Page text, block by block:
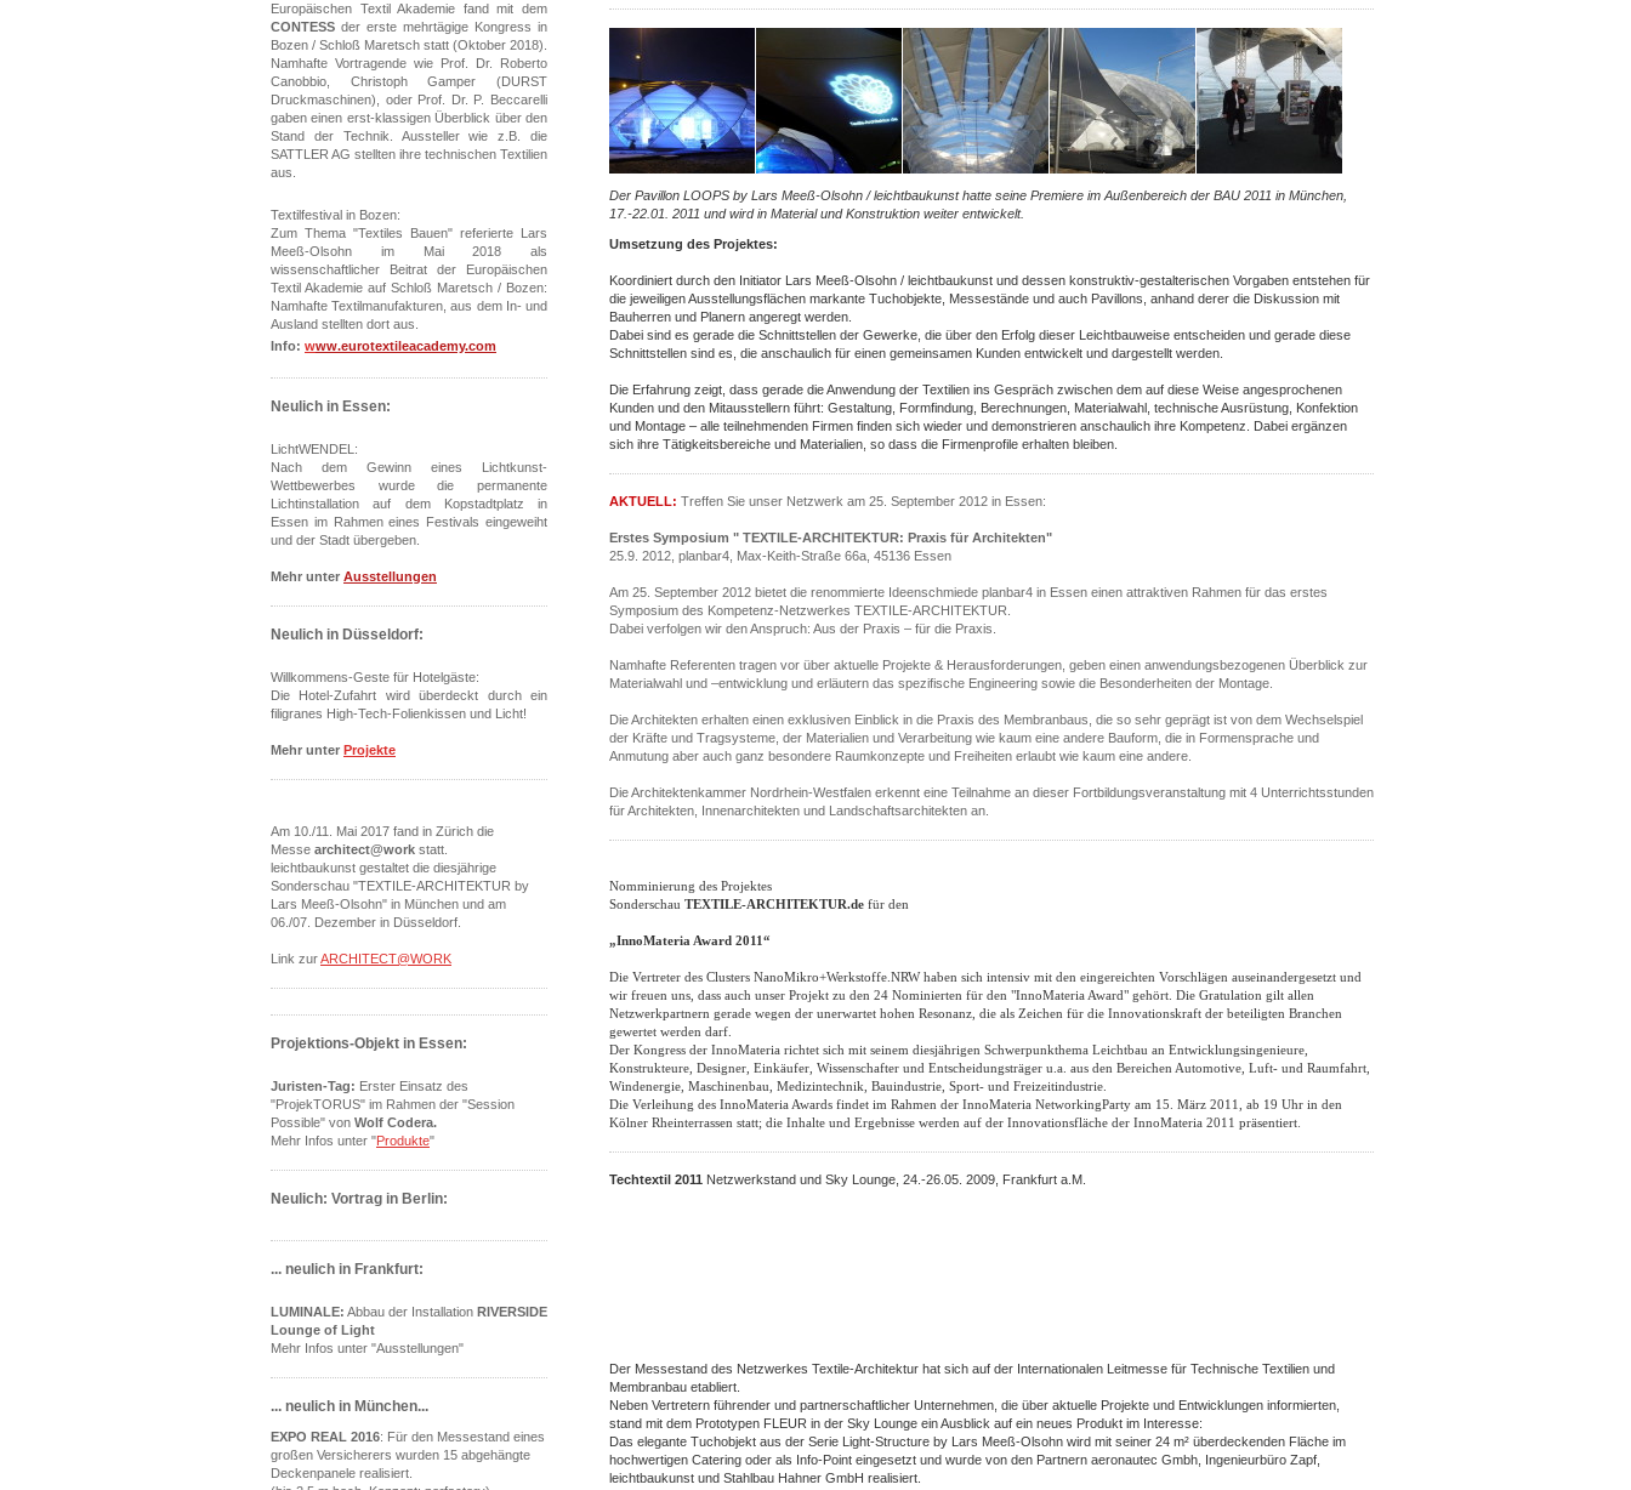
Europäischen Textil Akademie fand mit dem
CONTESS der erste mehrtägige Kongress in
Bozen / Schloß Maretsch statt (Oktober 2018).
Namhafte Vortragende wie Prof. Dr. Roberto
Canobbio, Christoph Gamper (DURST
Druckmaschinen), oder Prof. Dr. P. Beccarelli
gaben einen erst-klassigen Überblick über den
Stand der Technik. Aussteller wie z.B. die
SATTLER AG stellten ihre technischen Textilien
aus.
Textilfestival in Bozen:
Zum Thema "Textiles Bauen" referierte Lars
Meeß-Olsohn im Mai 2018 als
wissenschaftlicher Beitrat der Europäischen
Textil Akademie auf Schloß Maretsch / Bozen:
Namhafte Textilmanufakturen, aus dem In- und
Ausland stellten dort aus.
Info: www.eurotextileacademy.com
Neulich in Essen:
LichtWENDEL:
Nach dem Gewinn eines Lichtkunst-
Wettbewerbes wurde die permanente
Lichtinstallation auf dem Kopstadtplatz in
Essen im Rahmen eines Festivals eingeweiht
und der Stadt übergeben.
Mehr unter Ausstellungen
Neulich in Düsseldorf:
Willkommens-Geste für Hotelgäste:
Die Hotel-Zufahrt wird überdeckt durch ein
filigranes High-Tech-Folienkissen und Licht!
Mehr unter Projekte
Am 10./11. Mai 2017 fand in Zürich die
Messe architect@work statt.
leichtbaukunst gestaltet die diesjährige
Sonderschau "TEXTILE-ARCHITEKTUR by
Lars Meeß-Olsohn" in München und am
06./07. Dezember in Düsseldorf.
Link zurARCHITECT@WORK
Projektions-Objekt in Essen:
Juristen-Tag: Erster Einsatz des
"ProjekTORUS" im Rahmen der "Session
Possible" von Wolf Codera.
Mehr Infos unter "Produkte"
Neulich: Vortrag in Berlin:
... neulich in Frankfurt:
LUMINALE: Abbau der Installation RIVERSIDE
Lounge of Light
Mehr Infos unter "Ausstellungen"
... neulich in München...
EXPO REAL 2016: Für den Messestand eines
großen Versicherers wurden 15 abgehängte
Deckenpanele realisiert.
Der Pavillon LOOPS by Lars Meeß-Olsohn / leichtbaukunst hatte seine Premiere im Außenbereich der BAU 2011 in München,
17.-22.01. 2011 und wird in Material und Konstruktion weiter entwickelt.
Umsetzung des Projektes:
Koordiniert durch den Initiator Lars Meeß-Olsohn / leichtbaukunst und dessen konstruktiv-gestalterischen Vorgaben entstehen für
die jeweiligen Ausstellungsflächen markante Tuchobjekte, Messestände und auch Pavillons, anhand derer die Diskussion mit
Bauherren und Planern angeregt werden.
Dabei sind es gerade die Schnittstellen der Gewerke, die über den Erfolg dieser Leichtbauweise entscheiden und gerade diese
Schnittstellen sind es, die anschaulich für einen gemeinsamen Kunden entwickelt und dargestellt werden.
Die Erfahrung zeigt, dass gerade die Anwendung der Textilien ins Gespräch zwischen dem auf diese Weise angesprochenen
Kunden und den Mitausstellern führt: Gestaltung, Formfindung, Berechnungen, Materialwahl, technische Ausrüstung, Konfektion
und Montage – alle teilnehmenden Firmen finden sich wieder und demonstrieren anschaulich ihre Kompetenz. Dabei ergänzen
sich ihre Tätigkeitsbereiche und Materialien, so dass die Firmenprofile erhalten bleiben.
AKTUELL: Treffen Sie unser Netzwerk am 25. September 2012 in Essen:
Erstes Symposium " TEXTILE-ARCHITEKTUR: Praxis für Architekten"
25.9. 2012, planbar4, Max-Keith-Straße 66a, 45136 Essen
Am 25. September 2012 bietet die renommierte Ideenschmiede planbar4 in Essen einen attraktiven Rahmen für das erstes
Symposium des Kompetenz-Netzwerkes TEXTILE-ARCHITEKTUR.
Dabei verfolgen wir den Anspruch: Aus der Praxis – für die Praxis.
Namhafte Referenten tragen vor über aktuelle Projekte & Herausforderungen, geben einen anwendungsbezogenen Überblick zur
Materialwahl und –entwicklung und erläutern das spezifische Engineering sowie die Besonderheiten der Montage.
Die Architekten erhalten einen exklusiven Einblick in die Praxis des Membranbaus, die so sehr geprägt ist von dem Wechselspiel
der Kräfte und Tragsysteme, der Materialien und Verarbeitung wie kaum eine andere Bauform, die in Formensprache und
Anmutung aber auch ganz besondere Raumkonzepte und Freiheiten erlaubt wie kaum eine andere.
Die Architektenkammer Nordrhein-Westfalen erkennt eine Teilnahme an dieser Fortbildungsveranstaltung mit 4 Unterrichtsstunden
für Architekten, Innenarchitekten und Landschaftsarchitekten an.
Nomminierung des Projektes
Sonderschau TEXTILE-ARCHITEKTUR.de für den
„InnoMateria Award 2011“
Die Vertreter des Clusters NanoMikro+Werkstoffe.NRW haben sich intensiv mit den eingereichten Vorschlägen auseinandergesetzt und
wir freuen uns, dass auch unser Projekt zu den 24 Nominierten für den "InnoMateria Award" gehört. Die Gratulation gilt allen
Netzwerkpartnern gerade wegen der unerwartet hohen Resonanz, die als Zeichen für die Innovationskraft der beteiligten Branchen
gewertet werden darf.
Der Kongress der InnoMateria richtet sich mit seinem diesjährigen Schwerpunkthema Leichtbau an Entwicklungsingenieure,
Konstrukteure, Designer, Einkäufer, Wissenschafter und Entscheidungsträger u.a. aus den Bereichen Automotive, Luft- und Raumfahrt,
Windenergie, Maschinenbau, Medizintechnik, Bauindustrie, Sport- und Freizeitindustrie.
Die Verleihung des InnoMateria Awards findet im Rahmen der InnoMateria NetworkingParty am 15. März 2011, ab 19 Uhr in den
Kölner Rheinterrassen statt; die Inhalte und Ergebnisse werden auf der Innovationsfläche der InnoMateria 2011 präsentiert
Techtextil 2011 Netzwerkstand und Sky Lounge, 24.-26.05. 2009, Frankfurt a.M.
Der Messestand des Netzwerkes Textile-Architektur hat sich auf der Internationalen Leitmesse für Technische Textilien und
Membranbau etabliert.
Neben Vertretern führender und partnerschaftlicher Unternehmen, die über aktuelle Projekte und Entwicklungen informierten,
stand mit dem Prototypen FLEUR in der Sky Lounge ein Ausblick auf ein neues Produkt im Interesse:
Das elegante Tuchobjekt aus der Serie Light-Structure by Lars Meeß-Olsohn wird mit seiner 24 m² überdeckenden Fläche im
hochwertigen Catering oder als Info-Point eingesetzt und wurde von den Partnern aeronautec Gmbh, Ingenieurbüro Zapf,
leichtbaukunst und Stahlbau Hahner GmbH realisiert.